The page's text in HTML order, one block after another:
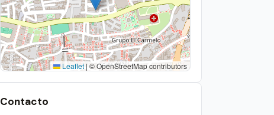
Leaflet | © OpenStreetMap contributors
Contacto